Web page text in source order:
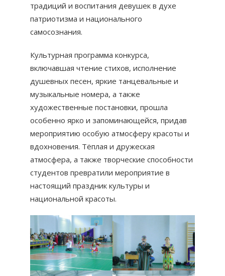
традиций и воспитания девушек в духе
патриотизма и национального
самосознания.
Культурная программа конкурса,
включавшая чтение стихов, исполнение
душевных песен, яркие танцевальные и
музыкальные номера, а также
художественные постановки, прошла
особенно ярко и запоминающейся, придав
мероприятию особую атмосферу красоты и
вдохновения. Тёплая и дружеская
атмосфера, а также творческие способности
студентов превратили мероприятие в
настоящий праздник культуры и
национальной красоты.